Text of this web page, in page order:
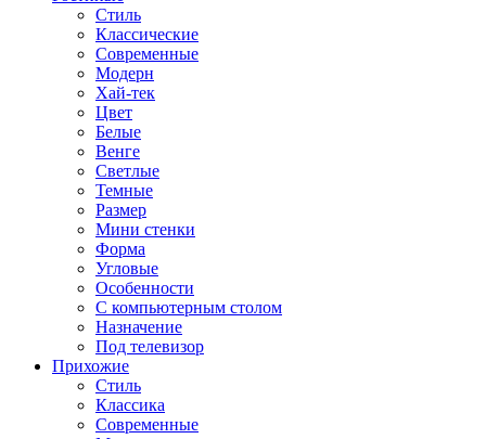
Стиль
Классические
Современные
Модерн
Хай-тек
Цвет
Белые
Венге
Светлые
Темные
Размер
Мини стенки
Форма
Угловые
Особенности
С компьютерным столом
Назначение
Под телевизор
Прихожие
Стиль
Классика
Современные